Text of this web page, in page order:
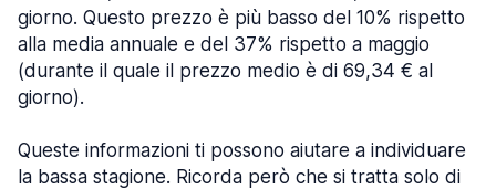
giorno. Questo prezzo è più basso del 10% rispetto
alla media annuale e del 37% rispetto a maggio
(durante il quale il prezzo medio è di 69,34 € al
giorno).
Queste informazioni ti possono aiutare a individuare
la bassa stagione. Ricorda però che si tratta solo di